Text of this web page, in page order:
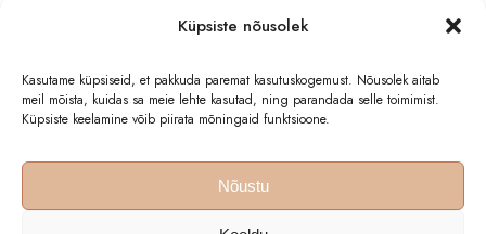
Küpsiste nõusolek
Kasutame küpsiseid, et pakkuda paremat kasutuskogemust. Nõusolek aitab
meil mõista, kuidas sa meie lehte kasutad, ning parandada selle toimimist.
Küpsiste keelamine võib piirata mõningaid funktsioone.
Nõustu